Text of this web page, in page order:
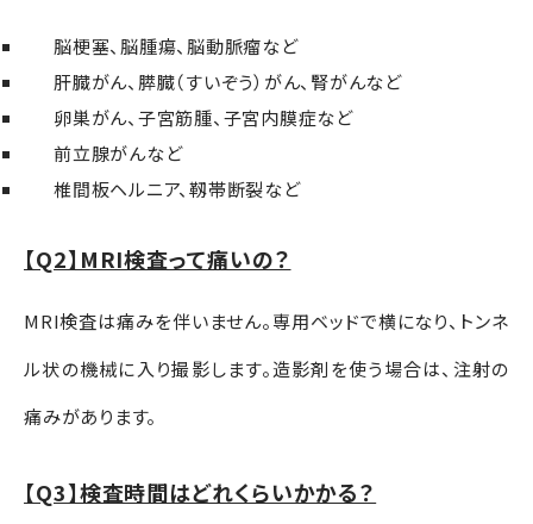
脳梗塞、脳腫瘍、脳動脈瘤など
肝臓がん、膵臓（すいぞう）がん、腎がんなど
卵巣がん、子宮筋腫、子宮内膜症など
前立腺がんなど
椎間板ヘルニア、靱帯断裂など
【Q2】MRI検査って痛いの？
MRI検査は痛みを伴いません。専用ベッドで横になり、トンネ
ル状の機械に入り撮影します。造影剤を使う場合は、注射の
痛みがあります。
【Q3】検査時間はどれくらいかかる？